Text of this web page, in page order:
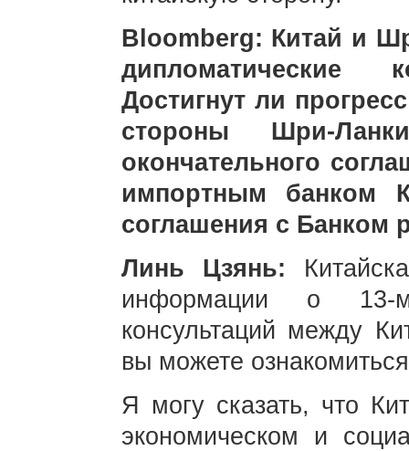
Bloomberg: Китай и
дипломатические
Достигнут ли
стороны Шри-
окончательного
импортным банком
соглашения с Банком
Линь Цзянь:
информации о 13-м
консультаций между
вы можете
Я могу сказать, что
экономическом и